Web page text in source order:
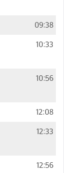
09:38
10:33
10:56
12:08
12:33
12:56